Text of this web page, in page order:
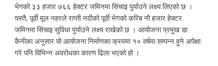
भेगको ३३ हजार ७६६ हेक्टर जमिनमा सिंचाइ पुर्याउने लक्ष्य लिएको छ ।
यस्तै, पूर्वी मूल नहरले राप्ती नदीको पूर्वी भेगको करिब नौ हजार हेक्टर
जमिनमा सिंचाइ सुविधा पुर्याउने लक्ष्य राखेको छ । आयोजना प्रमुख डा
कैनीका अनुसार यो आयोजना निर्माणका क्रममा १० वर्षमा सम्पन्न हुने अपेक्षा
गरे पनि विभिन्न अवरोधका कारण ढिला भएको हो ।